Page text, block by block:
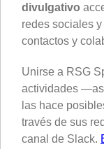
divulgativo
redes sociales
contactos y
Unirse a RSG
actividades
las hace
través de sus
canal de Slack.